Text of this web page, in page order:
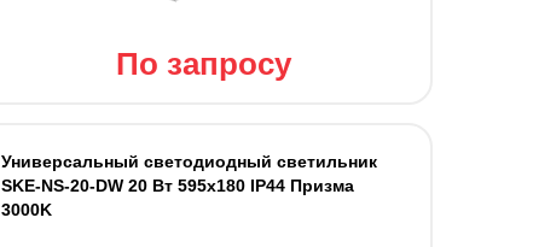
По запросу
Универсальный светодиодный светильник
SKE-NS-20-DW 20 Вт 595x180 IP44 Призма
3000K